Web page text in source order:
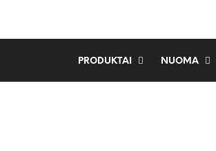
PRODUKTAI NUOMA